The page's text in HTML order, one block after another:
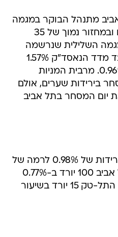
מתנהל הבוקר במגמה
שלילית במדדים המובילים ובמחזור נמוך של 35
השלילית שנרשמה
אמש בוול סטריט, שם איבד מדד הנאסד"ק 1.57%
ומדד הדאו ג'ונס ירד ב-0.96%. מרבית המניות
בירידות שערים, אולם
יום המסחר בתל אביב
מדד המעו"ף רושם כעת ירידות של 0.98% לרמה של
466.08 נקודות, ומדד תל אביב 100 יורד ב-0.77%
לרמה של 449.41 נקודות. התל-טק 15 יורד בשיעור